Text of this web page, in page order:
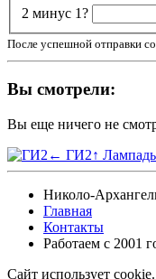
2 минус 1?
После успешной отправки
Вы смотрели:
Вы еще ничего не
← ГИ2↑
Николо-
Главная
Контакты
Работаем с 2001
Сайт использует